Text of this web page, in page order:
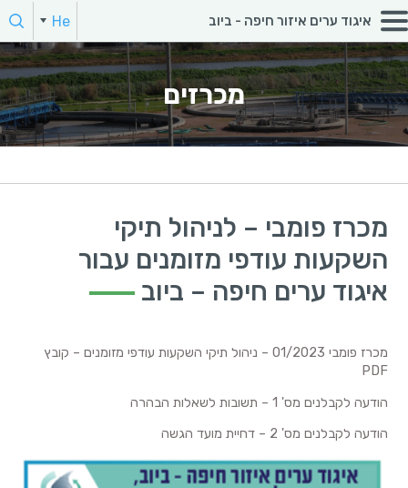
חפש:
הקלד מילת חיפוש
איגוד ערים איזור חיפה - ביוב He
מכרזים
מכרז פומבי – לניהול תיקי
השקעות עודפי מזומנים עבור
איגוד ערים חיפה – ביוב
מכרז פומבי 01/2023 – ניהול תיקי השקעות עודפי מזומנים – קובץ
PDF
הודעה לקבלנים מס' 1 – תשובות לשאלות הבהרה
הודעה לקבלנים מס' 2 – דחיית מועד הגשה